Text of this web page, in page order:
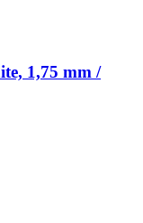
1,75 mm /